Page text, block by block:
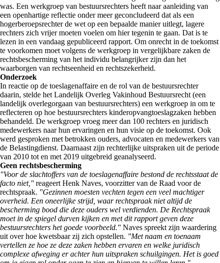
was. Een werkgroep van bestuursrechters heeft naar aanleiding van
een openhartige reflectie onder meer geconcludeerd dat als een
hogerberoepsrechter de wet op een bepaalde manier uitlegt, lagere
rechters zich vrijer moeten voelen om hier tegenin te gaan. Dat is te
lezen in een vandaag gepubliceerd rapport. Om onrecht in de toekomst
te voorkomen moet volgens de werkgroep in vergelijkbare zaken de
rechtsbescherming van het individu belangrijker zijn dan het
waarborgen van rechtseenheid en rechtszekerheid.
Onderzoek
In reactie op de toeslagenaffaire en de rol van de bestuursrechter
daarin, stelde het Landelijk Overleg Vakinhoud Bestuursrecht (een
landelijk overlegorgaan van bestuursrechters) een werkgroep in om te
reflecteren op hoe bestuursrechters kinderopvangtoeslagzaken hebben
behandeld. De werkgroep vroeg meer dan 100 rechters en juridisch
medewerkers naar hun ervaringen en hun visie op de toekomst. Ook
werd gesproken met betrokken ouders, advocaten en medewerkers van
de Belastingdienst. Daarnaast zijn rechterlijke uitspraken uit de periode
van 2010 tot en met 2019 uitgebreid geanalyseerd.
Geen rechtsbescherming
"Voor de slachtoffers van de toeslagenaffaire bestond de rechtsstaat de
facto niet," reageert Henk Naves, voorzitter van de Raad voor de
rechtspraak. "Gezinnen moesten vechten tegen een veel machtiger
overheid. Een oneerlijke strijd, waar rechtspraak niet altijd de
bescherming bood die deze ouders wel verdienden. De Rechtspraak
moet in de spiegel durven kijken en met dit rapport geven deze
bestuursrechters het goede voorbeeld." Naves spreekt zijn waardering
uit over hoe kwetsbaar zij zich opstellen. "Met naam en toenaam
vertellen ze hoe ze deze zaken hebben ervaren en welke juridisch
complexe afweging er achter hun uitspraken schuilgingen. Het is goed